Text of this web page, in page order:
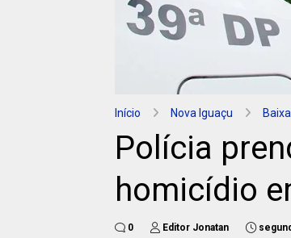
Início Nova Iguaçu
Polícia
homicídio
0 Editor Jonatan